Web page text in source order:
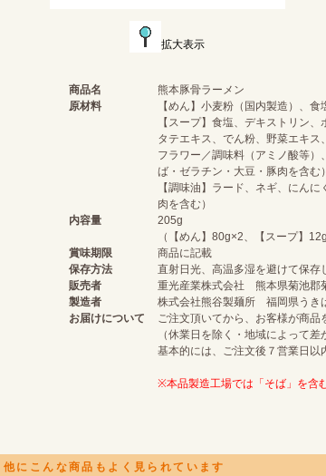
拡大表示
商品名
熊本豚骨ラーメン
原材料
【めん】小麦粉（国内製造）、
【スープ】食塩、デキストリン
タテエキス、でん粉、野菜エキ
フラワー／調味料（アミノ酸等
ば・ゼラチン・大豆・豚肉を含む）
【調味油】ラード、ネギ、にん
肉を含む）
内容量
205g
（【めん】80g×2、【スープ】
賞味期限
商品に記載
保存方法
直射日光、高温多湿を避けて保存
販売者
重光産業株式会社 熊本県菊池郡
製造者
株式会社熊谷製麺所 福岡県うき
お届けについて
ご注文頂いてから、お客様が商品
（休業日を除く・地域によって差
基本的には、ご注文後７営業日以
※本品製造工場では「そば」を含
他にこんな商品もよく見られています